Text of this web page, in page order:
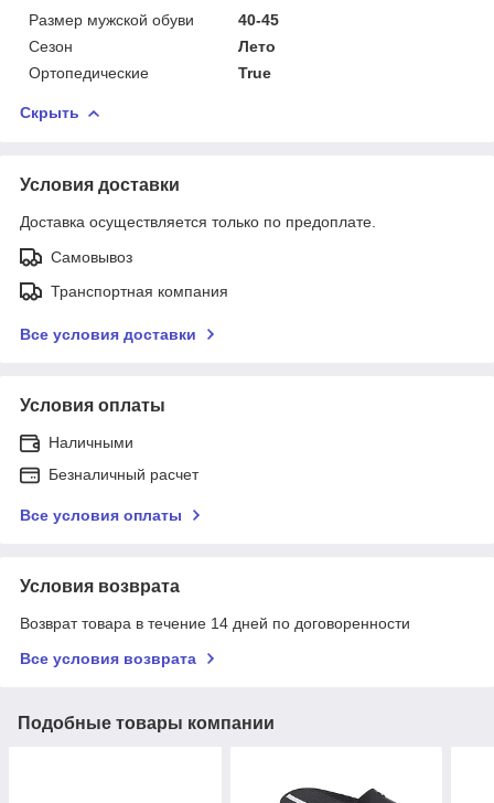
Размер мужской обуви
40-45
Сезон
Лето
Ортопедические
True
Скрыть
Условия доставки
Доставка осуществляется только по предоплате.
Самовывоз
Транспортная компания
Все условия доставки
Условия оплаты
Наличными
Безналичный расчет
Все условия оплаты
Условия возврата
Возврат товара в течение 14 дней по договоренности
Все условия возврата
Подобные товары компании